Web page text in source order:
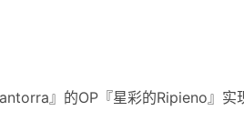
』的OP『星彩的Ripieno』实